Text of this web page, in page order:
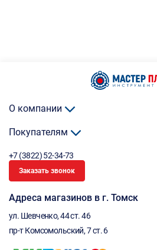
О компании
Покупателям
+7 (3822) 52-34-73
Заказать звонок
Адреса магазинов в г. Томск
ул. Шевченко, 44 ст. 46
пр-т Комсомольский, 7 ст. 6